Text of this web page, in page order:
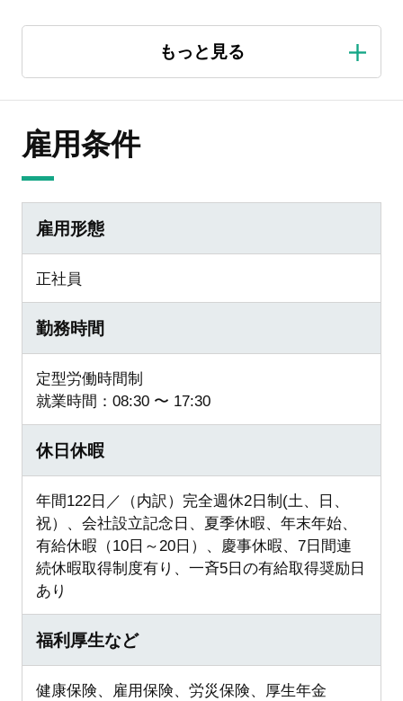
雇用条件
雇用形態
正社員
勤務時間
定型労働時間制
就業時間：08:30 〜 17:30
休日休暇
年間122日／（内訳）完全週休2日制(土、日、
祝）、会社設立記念日、夏季休暇、年末年始、
有給休暇（10日～20日）、慶事休暇、7日間連
続休暇取得制度有り、一斉5日の有給取得奨励日
あり
福利厚生など
健康保険、雇用保険、労災保険、厚生年金